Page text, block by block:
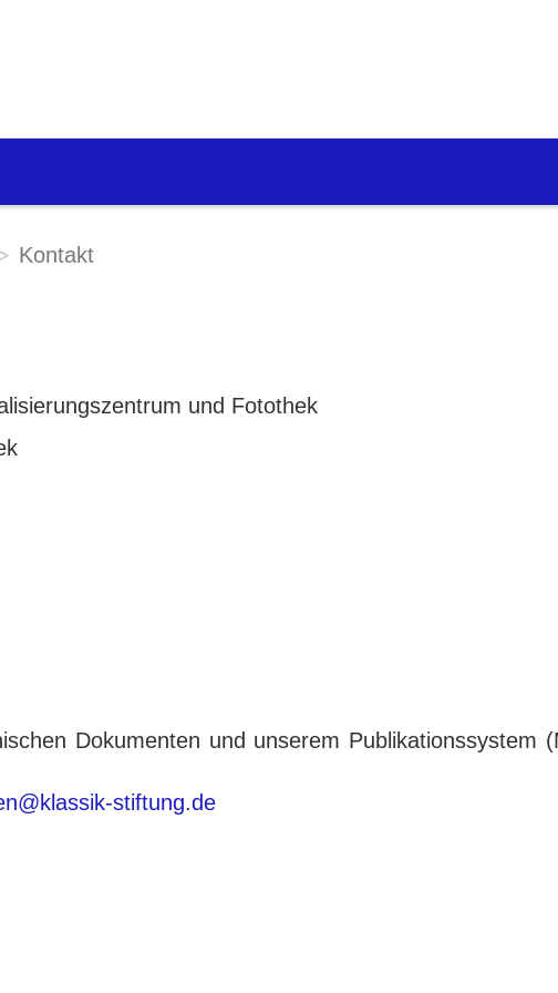
Kontakt
und Fotothek
Dokumenten und unserem Publikationssystem
stiftung.de